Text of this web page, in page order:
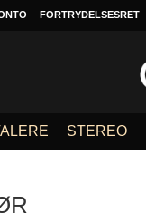
FORTRYDELSESRET
STEREO